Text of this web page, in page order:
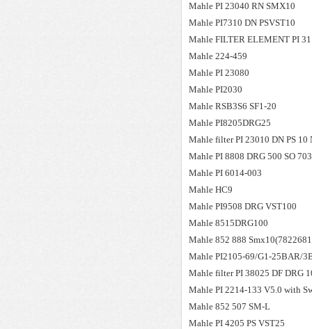
Mahle PI 23040 RN SMX10
Mahle PI7310 DN PSVST10
Mahle FILTER ELEMENT PI
Mahle 224-459
Mahle PI 23080
Mahle PI2030
Mahle RSB3S6 SF1-20
Mahle PI8205DRG25
Mahle filter PI 23010 DN PS 10
Mahle PI 8808 DRG 500 SO
Mahle PI 6014-003
Mahle HC9
Mahle PI9508 DRG VST100
Mahle 8515DRG100
Mahle 852 888
Mahle PI2105-69/G1-25BAR/
Mahle filter PI 38025 DF DRG
Mahle PI 2214-133 V5.0 with
Mahle 852 507 SM-L
Mahle PI 4205 PS VST25